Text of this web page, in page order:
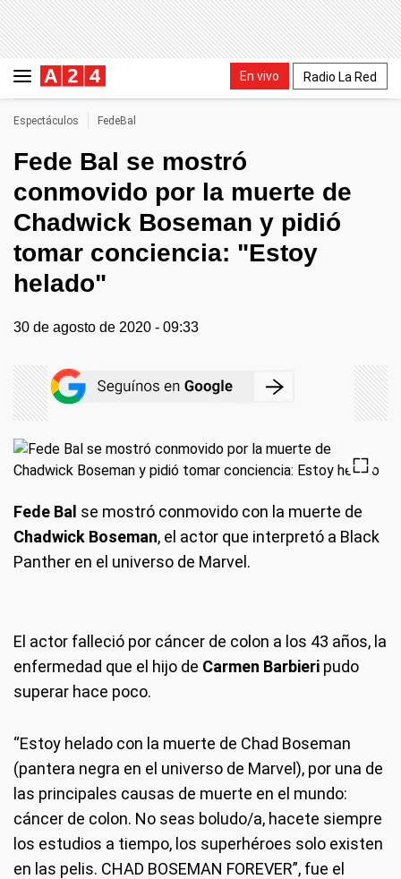
En vivo Radio La Red
Espectáculos FedeBal
Fede Bal se mostró
conmovido por la muerte de
Chadwick Boseman y pidió
tomar conciencia: "Estoy
helado"
30 de agosto de 2020 - 09:33
Fede Bal se mostró conmovido con la muerte de
Chadwick Boseman, el actor que interpretó a Black
Panther en el universo de Marvel.
El actor falleció por cáncer de colon a los 43 años, la
enfermedad que el hijo de Carmen Barbieri pudo
superar hace poco.
“Estoy helado con la muerte de Chad Boseman
(pantera negra en el universo de Marvel), por una de
las principales causas de muerte en el mundo:
cáncer de colon. No seas boludo/a, hacete siempre
los estudios a tiempo, los superhéroes solo existen
en las pelis. CHAD BOSEMAN FOREVER”, fue el